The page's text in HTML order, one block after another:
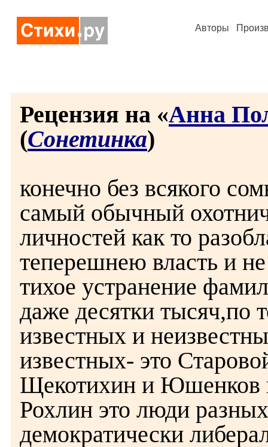
Авторы
Рецензия на «Анна
(Сонетинка)
конечно без всякого
самый обычный
личностей как то
теперешнею власть и
тихое устранение
даже десятки тысяч,по
известных и
известных- это
Щекотихин и Юшенков
Рохлин это люди
демократически